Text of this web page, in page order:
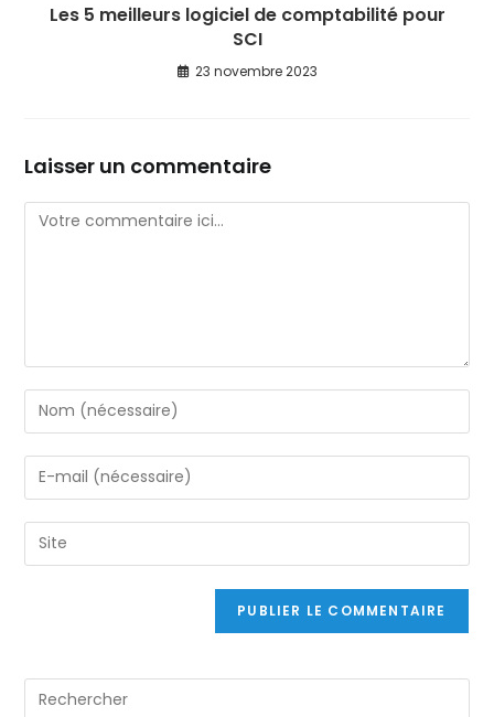
Les 5 meilleurs logiciel de comptabilité pour
SCI
23 novembre 2023
Laisser un commentaire